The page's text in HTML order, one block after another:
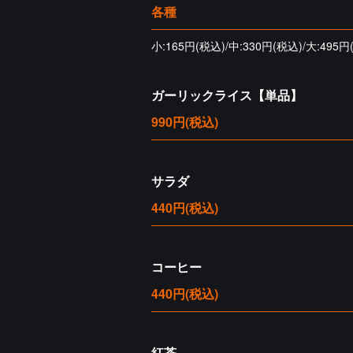
各種
小:165円(税込)/中:330円(税込)/大:495
ガーリックライス【単品】
990円(税込)
サラダ
440円(税込)
コーヒー
440円(税込)